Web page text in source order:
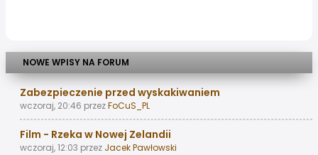
NOWE WPISY NA FORUM
Zabezpieczenie przed wyskakiwaniem
wczoraj, 20:46 przezFoCuS_PL
Film - Rzeka w Nowej Zelandii
wczoraj, 12:03 przez Jacek Pawłowski